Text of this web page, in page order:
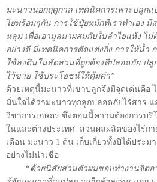
มะนาวนอกฤดูกาล เทคนิคการเพาะปลูก
ไยพร้อมๆกัน การใช้ปุ๋ยหมักที่เราทำเอง
หลุม เพื่อเอามูลมาผสมกับใบลำไยแห้ง ไม่
อย่างดี มีเทคนิคการตัดแต่งกิ่ง การให้น้ำ
ใช้ลงดินในสัดส่วนที่ถูกต้องที่ปลอดภัย ป
ไว้ขาย ใช้ประโยชน์ให้คุ้มค่า”
ด้วยเหตุนี้มะนาวที่เขาปลูกจึงมีจุดเด่นคือ
มั่นใจได้ว่ามะนาวทุกลูกปลอดภัยไร้สาร แ
วิชาการเกษตร ซึ่งตอนนี้ความต้องการบ
ในและต่างประเทศ ส่วนผลผลิตของไร่ก
เดือน มะนาว 1 ต้น เก็บเกี่ยวทั้งปีได้ประ
อย่างไม่น่าเชื่อ
“ด้วยนิสัยส่วนตัวผมชอบทำงานจิตอา